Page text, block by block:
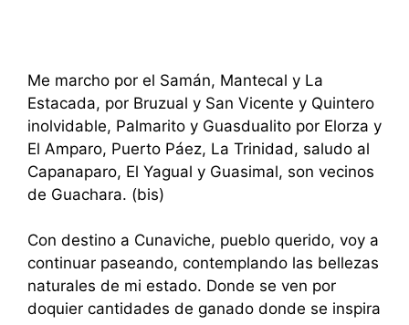
Me marcho por el Samán, Mantecal y La
Estacada, por Bruzual y San Vicente y Quintero
inolvidable, Palmarito y Guasdualito por Elorza y
El Amparo, Puerto Páez, La Trinidad, saludo al
Capanaparo, El Yagual y Guasimal, son vecinos
de Guachara. (bis)
Con destino a Cunaviche, pueblo querido, voy a
continuar paseando, contemplando las bellezas
naturales de mi estado. Donde se ven por
doquier cantidades de ganado donde se inspira